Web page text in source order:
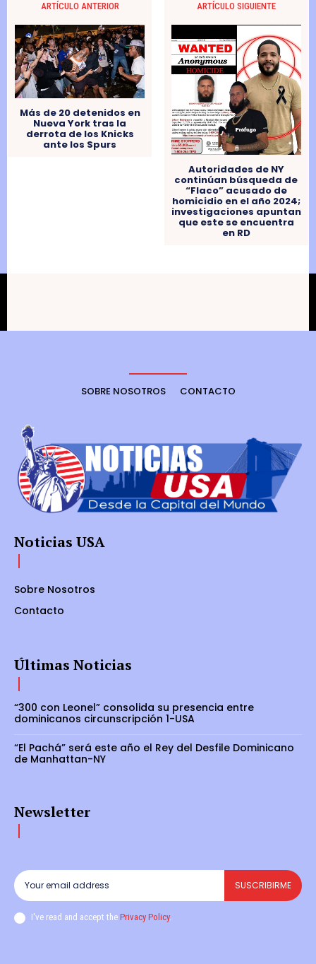
ARTÍCULO ANTERIOR
Más de 20 detenidos en
Nueva York tras la
derrota de los Knicks
ante los Spurs
ARTÍCULO SIGUIENTE
Autoridades de NY
continúan búsqueda de
“Flaco” acusado de
homicidio en el año 2024;
investigaciones apuntan
que este se encuentra
en RD
SOBRE NOSOTROS CONTACTO
Noticias USA
Sobre Nosotros
Contacto
Últimas Noticias
“300 con Leonel” consolida su presencia entre
dominicanos circunscripción 1-USA
“El Pachá” será este año el Rey del Desfile Dominicano
de Manhattan-NY
Newsletter
SUSCRIBIRME
I've read and accept the Privacy Policy.